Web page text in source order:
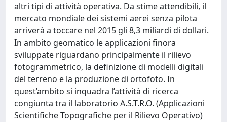
altri tipi di attività operativa. Da stime attendibili, il
mercato mondiale dei sistemi aerei senza pilota
arriverà a toccare nel 2015 gli 8,3 miliardi di dollari.
In ambito geomatico le applicazioni finora
sviluppate riguardano principalmente il rilievo
fotogrammetrico, la definizione di modelli digitali
del terreno e la produzione di ortofoto. In
quest’ambito si inquadra l’attività di ricerca
congiunta tra il laboratorio A.S.T.R.O. (Applicazioni
Scientifiche Topografiche per il Rilievo Operativo)